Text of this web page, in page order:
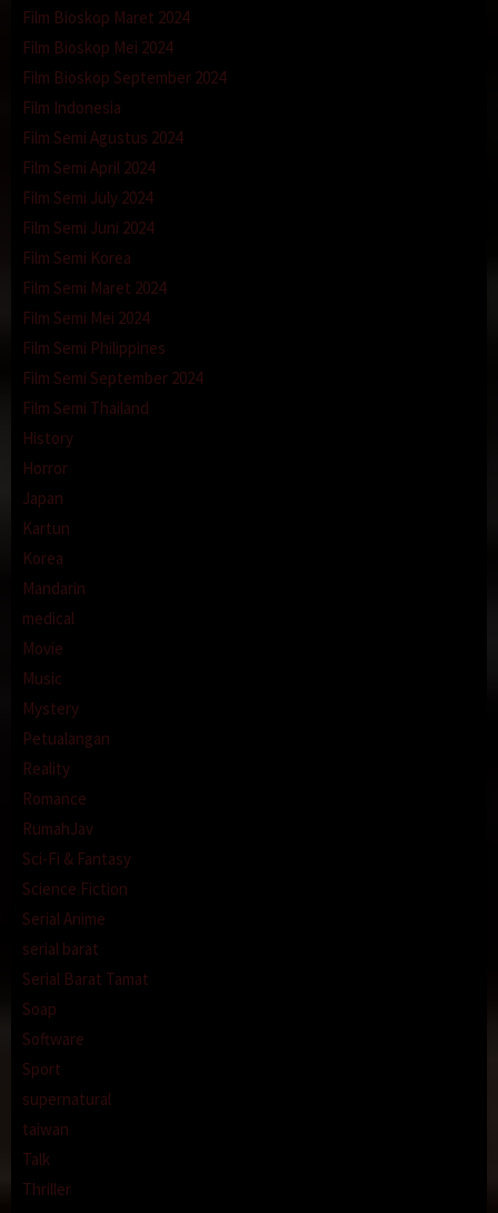
Film Bioskop Maret 2024
Film Bioskop Mei 2024
Film Bioskop September 2024
Film Indonesia
Film Semi Agustus 2024
Film Semi April 2024
Film Semi July 2024
Film Semi Juni 2024
Film Semi Korea
Film Semi Maret 2024
Film Semi Mei 2024
Film Semi Philippines
Film Semi September 2024
Film Semi Thailand
History
Horror
Japan
Kartun
Korea
Mandarin
medical
Movie
Music
Mystery
Petualangan
Reality
Romance
RumahJav
Sci-Fi & Fantasy
Science Fiction
Serial Anime
serial barat
Serial Barat Tamat
Soap
Software
Sport
supernatural
taiwan
Talk
Thriller